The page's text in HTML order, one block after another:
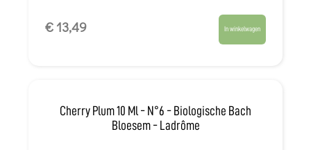
€ 13,49 In winkelwagen
Cherry Plum 10 Ml - N°6 - Biologische Bach
Bloesem - Ladrôme